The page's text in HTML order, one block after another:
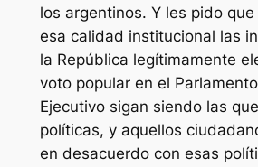
los argentinos. Y les pido
esa calidad institucional las
la República legítimamente
voto popular en el
Ejecutivo sigan siendo las
políticas, y aquellos
en desacuerdo con esas